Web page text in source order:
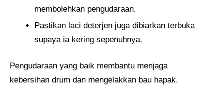
membolehkan pengudaraan.
Pastikan laci deterjen juga dibiarkan terbuka
supaya ia kering sepenuhnya.
Pengudaraan yang baik membantu menjaga
kebersihan drum dan mengelakkan bau hapak.